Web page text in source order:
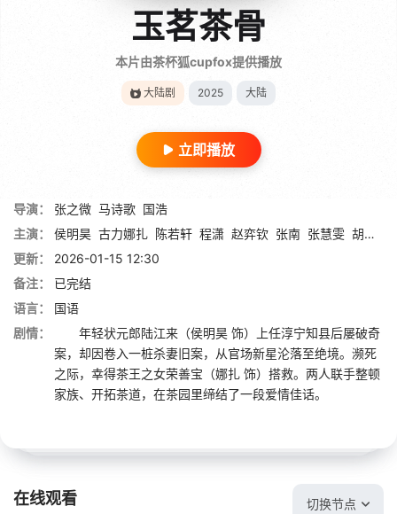
玉茗茶骨
本片由茶杯狐cupfox提供播放
大陆剧 2025 大陆
立即播放
导演： 张之微 马诗歌 国浩
主演：
侯明昊 古力娜扎 陈若轩 程潇 赵弈钦 张南 张慧雯 胡静
更新：
2026-01-15 12:30
备注：
已完结
语言：
国语
剧情：
年轻状元郎陆江来（侯明昊 饰）上任淳宁知县后屡破奇
案，却因卷入一桩杀妻旧案，从官场新星沦落至绝境。濒死
之际，幸得茶王之女荣善宝（娜扎 饰）搭救。两人联手整顿
家族、开拓茶道，在茶园里缔结了一段爱情佳话。
在线观看 切换节点